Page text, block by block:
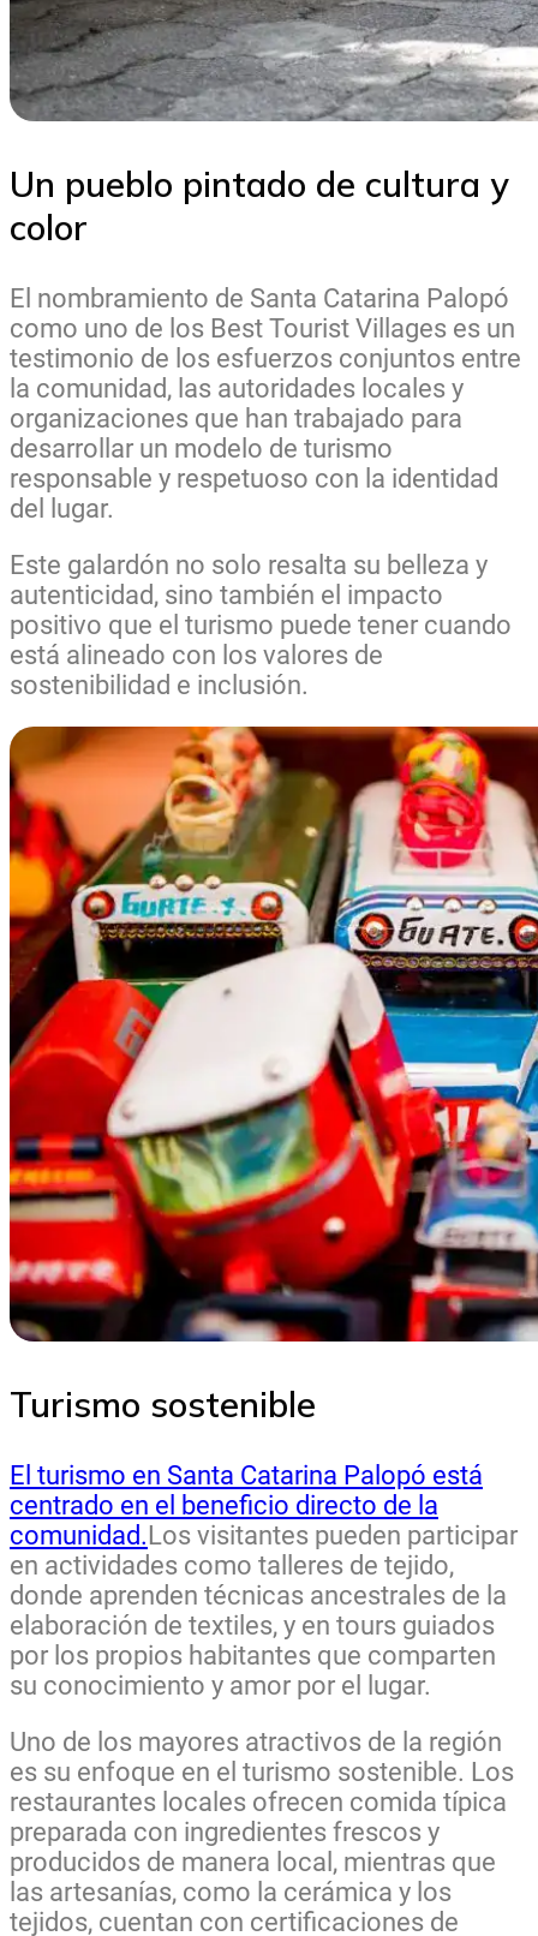
Un pueblo pintado de cultura y
color
El nombramiento de Santa Catarina Palopó
como uno de los Best Tourist Villages es un
testimonio de los esfuerzos conjuntos entre
la comunidad, las autoridades locales y
organizaciones que han trabajado para
desarrollar un modelo de turismo
responsable y respetuoso con la identidad
del lugar.
Este galardón no solo resalta su belleza y
autenticidad, sino también el impacto
positivo que el turismo puede tener cuando
está alineado con los valores de
sostenibilidad e inclusión.
Turismo sostenible
El turismo en Santa Catarina Palopó está
centrado en el beneficio directo de la
comunidad.Los visitantes pueden participar
en actividades como talleres de tejido,
donde aprenden técnicas ancestrales de la
elaboración de textiles, y en tours guiados
por los propios habitantes que comparten
su conocimiento y amor por el lugar.
Uno de los mayores atractivos de la región
es su enfoque en el turismo sostenible. Los
restaurantes locales ofrecen comida típica
preparada con ingredientes frescos y
producidos de manera local, mientras que
las artesanías, como la cerámica y los
tejidos, cuentan con certificaciones de